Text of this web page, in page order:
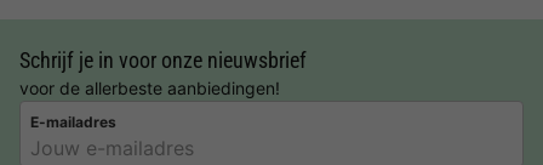
Schrijf je in voor onze nieuwsbrief
voor de allerbeste aanbiedingen!
E-mailadres